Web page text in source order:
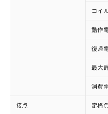
コイ
動作
復帰
最大
消費
接点 定格